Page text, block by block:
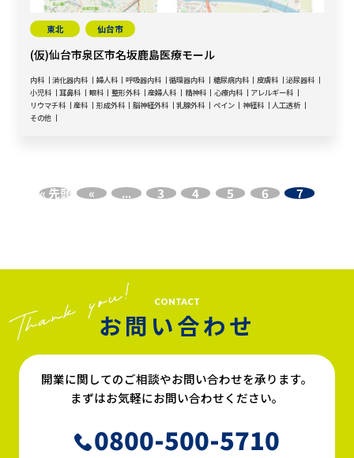
東北 仙台市
(仮)仙台市泉区市名坂鹿島医療モール
内科 消化器内科 婦人科 呼吸器内科 循環器内科 糖尿病内科 皮膚科
泌尿器科
小児科
耳鼻科 眼科 整形外科 産婦人科 精神科 心療内科
アレルギー科
リウマチ科
産科 形成外科 脳神経外科 乳腺外科 ペイン 神経科
人工透析
その他
« 先頭 « ... 3 4 5 6 7
CONTACT
お問い合わせ
開業に関してのご相談やお問い合わせを承ります。
まずはお気軽にお問い合わせください。
0800-500-5710